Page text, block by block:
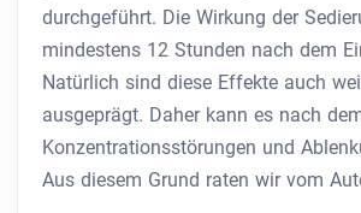
durchgeführt. Die Wirkung der
mindestens 12 Stunden nach dem
Natürlich sind diese Effekte auch
ausgeprägt. Daher kann es nach
Konzentrationsstörungen und
Aus diesem Grund raten wir vom